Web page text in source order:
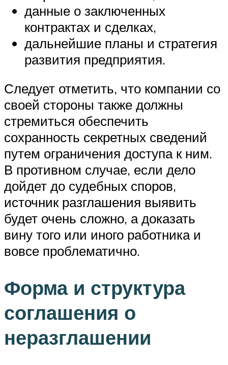
данные о заключенных
контрактах и сделках,
дальнейшие планы и стратегия
развития предприятия.
Следует отметить, что компании со
своей стороны также должны
стремиться обеспечить
сохранность секретных сведений
путем ограничения доступа к ним.
В противном случае, если дело
дойдет до судебных споров,
источник разглашения выявить
будет очень сложно, а доказать
вину того или иного работника и
вовсе проблематично.
Форма и структура
соглашения о
неразглашении